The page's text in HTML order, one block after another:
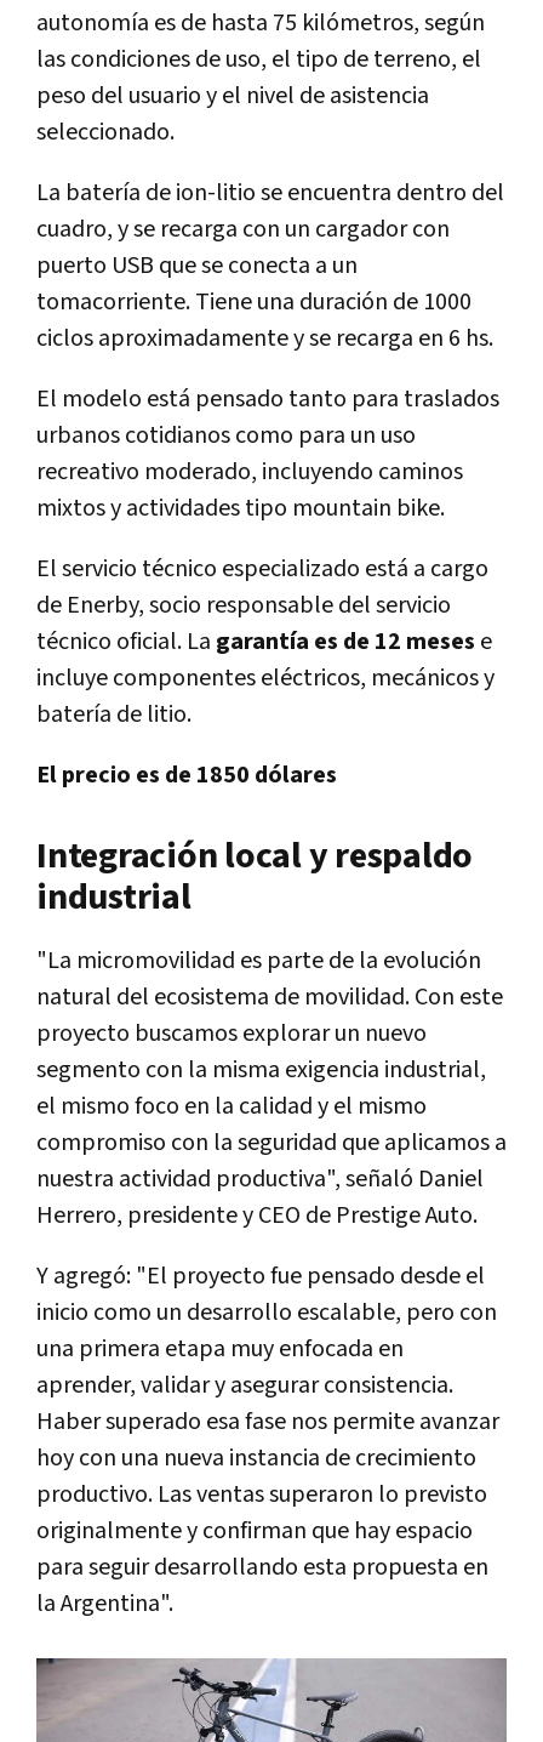
autonomía es de hasta 75 kilómetros, según
las condiciones de uso, el tipo de terreno, el
peso del usuario y el nivel de asistencia
seleccionado.
La batería de ion-litio se encuentra dentro del
cuadro, y se recarga con un cargador con
puerto USB que se conecta a un
tomacorriente. Tiene una duración de 1000
ciclos aproximadamente y se recarga en 6 hs.
El modelo está pensado tanto para traslados
urbanos cotidianos como para un uso
recreativo moderado, incluyendo caminos
mixtos y actividades tipo mountain bike.
El servicio técnico especializado está a cargo
de Enerby, socio responsable del servicio
técnico oficial. La garantía es de 12 meses e
incluye componentes eléctricos, mecánicos y
batería de litio.
El precio es de 1850 dólares
Integración local y respaldo
industrial
"La micromovilidad es parte de la evolución
natural del ecosistema de movilidad. Con este
proyecto buscamos explorar un nuevo
segmento con la misma exigencia industrial,
el mismo foco en la calidad y el mismo
compromiso con la seguridad que aplicamos a
nuestra actividad productiva", señaló Daniel
Herrero, presidente y CEO de Prestige Auto.
Y agregó: "El proyecto fue pensado desde el
inicio como un desarrollo escalable, pero con
una primera etapa muy enfocada en
aprender, validar y asegurar consistencia.
Haber superado esa fase nos permite avanzar
hoy con una nueva instancia de crecimiento
productivo. Las ventas superaron lo previsto
originalmente y confirman que hay espacio
para seguir desarrollando esta propuesta en
la Argentina".